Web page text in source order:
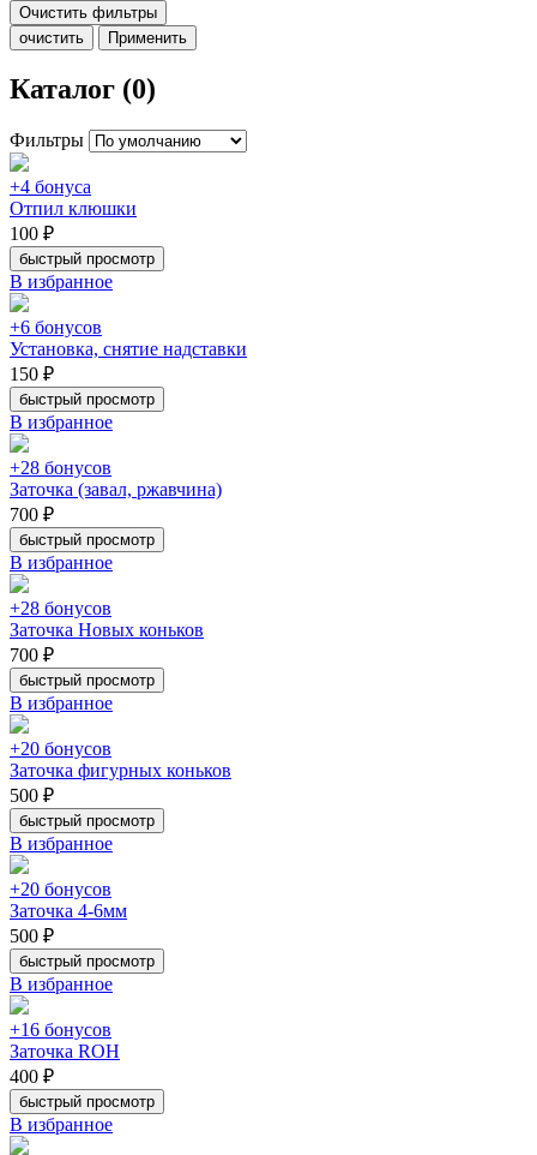
Очистить фильтры
очистить
Применить
Каталог (0)
Фильтры
+4 бонуса
Отпил клюшки
100 ₽
быстрый просмотр
В избранное
+6 бонусов
Установка, снятие надставки
150 ₽
быстрый просмотр
В избранное
+28 бонусов
Заточка (завал, ржавчина)
700 ₽
быстрый просмотр
В избранное
+28 бонусов
Заточка Новых коньков
700 ₽
быстрый просмотр
В избранное
+20 бонусов
Заточка фигурных коньков
500 ₽
быстрый просмотр
В избранное
+20 бонусов
Заточка 4-6мм
500 ₽
быстрый просмотр
В избранное
+16 бонусов
Заточка ROH
400 ₽
быстрый просмотр
В избранное